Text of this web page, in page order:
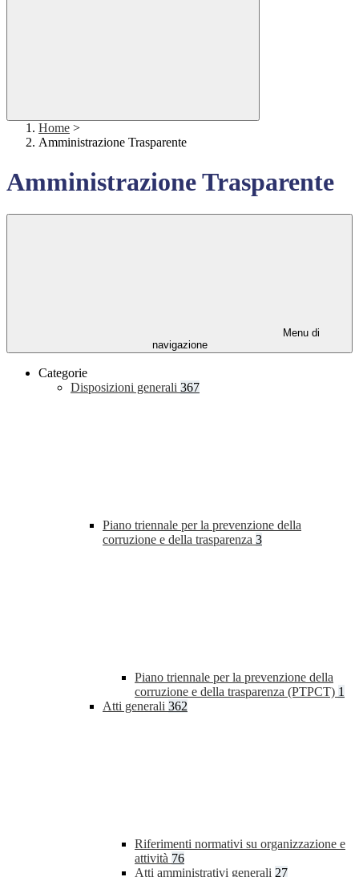
Home >
Amministrazione Trasparente
Amministrazione Trasparente
Menu di
navigazione
Categorie
Disposizioni generali 367
Piano triennale per la prevenzione della
corruzione e della trasparenza 3
Piano triennale per la prevenzione della
corruzione e della trasparenza (PTPCT) 1
Atti generali 362
Riferimenti normativi su organizzazione e
attività 76
Atti amministrativi generali 27